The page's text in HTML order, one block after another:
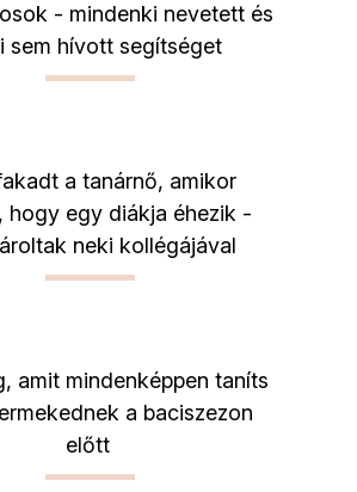
- mindenki nevetett és
sem hívott segítséget
a tanárnő, amikor
hogy egy diákja éhezik -
neki kollégájával
amit mindenképpen taníts
a baciszezon
előtt